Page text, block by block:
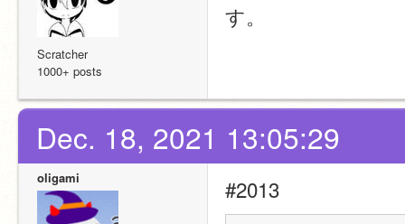
Scratcher
1000+ posts
す。
Dec. 18, 2021 13:05:29
oligami
#2013